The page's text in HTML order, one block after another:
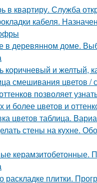
в квартиру. Служба
кабеля.
в деревянном доме.
коричневый и желтый,
смешивания цветов /
позволяет
более цветов и
цветов таблица.
стены на кухне.
керамзитобетонные.
раскладке плитки.